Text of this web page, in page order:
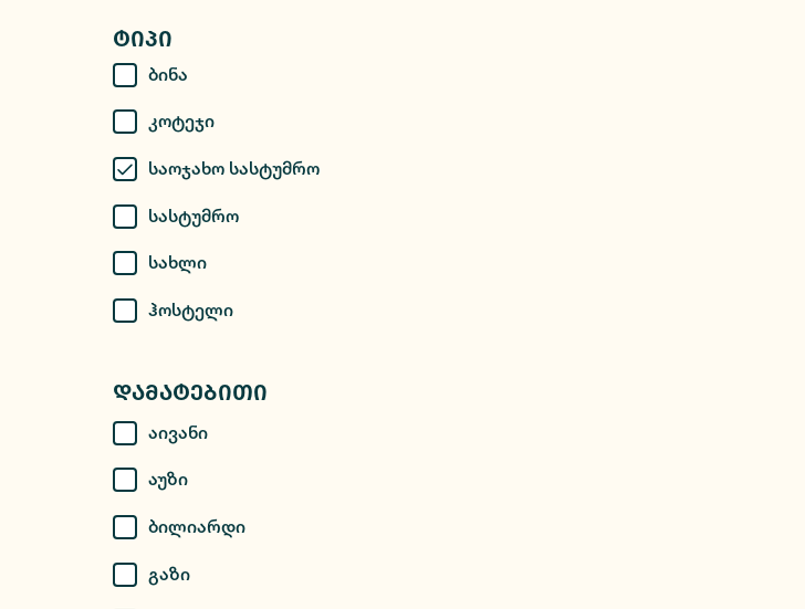
Ტიპი
Ბინა
Კოტეჯი
Საოჯახო Სასტუმრო
Სასტუმრო
Სახლი
Ჰოსტელი
Დამატებითი
Აივანი
Აუზი
Ბილიარდი
Გაზი